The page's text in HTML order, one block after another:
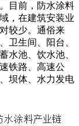
目前，防水涂料
，在建筑安装业
较少。通俗来
卫生间、阳台、
水池、饮水池、
铁路、高速公
坝体、水力发电